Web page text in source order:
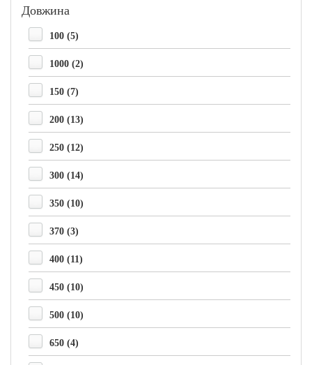
Довжина
100 (5)
1000 (2)
150 (7)
200 (13)
250 (12)
300 (14)
350 (10)
370 (3)
400 (11)
450 (10)
500 (10)
650 (4)